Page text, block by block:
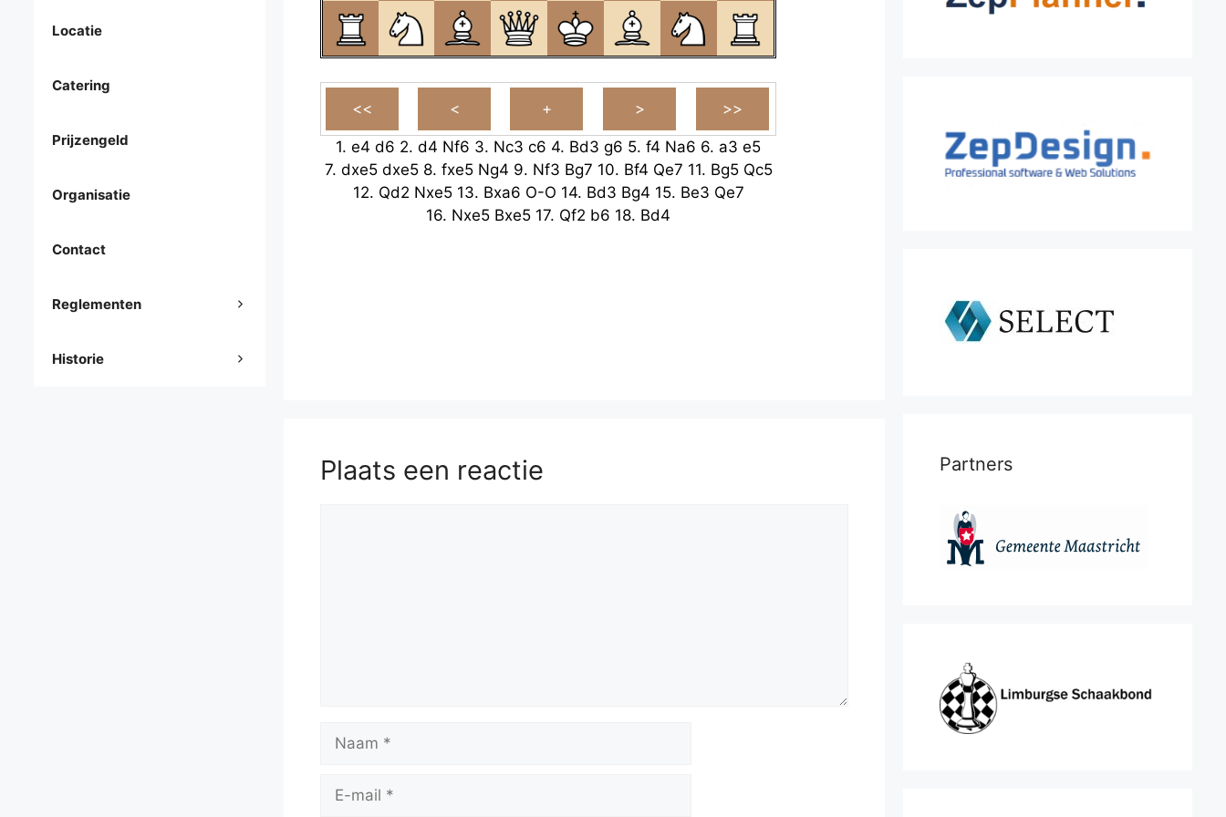
1. e4 d6 2. d4 Nf6 3. Nc3 c6 4. Bd3 g6 5. f4 Na6 6. a3 e5
7. dxe5 dxe5 8. fxe5 Ng4 9. Nf3 Bg7 10. Bf4 Qe7 11. Bg5 Qc5
12. Qd2 Nxe5 13. Bxa6 O-O 14. Bd3 Bg4 15. Be3 Qe7
16. Nxe5 Bxe5 17. Qf2 b6 18. Bd4
Plaats een reactie
mail
Locatie
Catering
Prijzengeld
Organisatie
Contact
Reglementen
Historie
Partners